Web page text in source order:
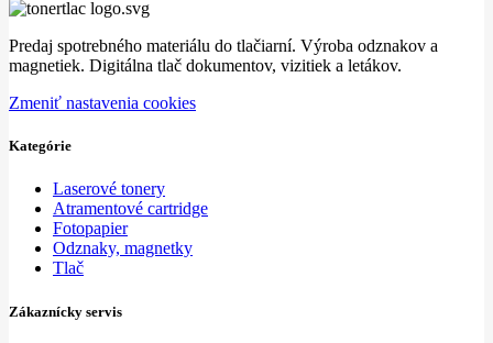
Predaj spotrebného materiálu do tlačiarní. Výroba odznakov a
magnetiek. Digitálna tlač dokumentov, vizitiek a letákov.
Zmeniť nastavenia cookies
Kategórie
Laserové tonery
Atramentové cartridge
Fotopapier
Odznaky, magnetky
Tlač
Zákaznícky servis